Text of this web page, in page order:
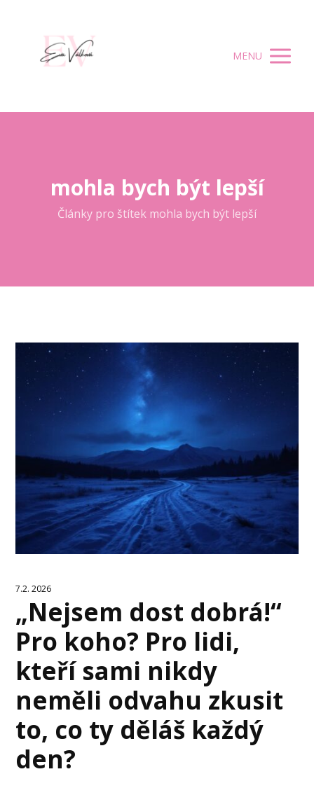
MENU
mohla bych být lepší
Články pro štítek mohla bych být lepší
7.2. 2026
„Nejsem dost dobrá!“
Pro koho? Pro lidi,
kteří sami nikdy
neměli odvahu zkusit
to, co ty děláš každý
den?